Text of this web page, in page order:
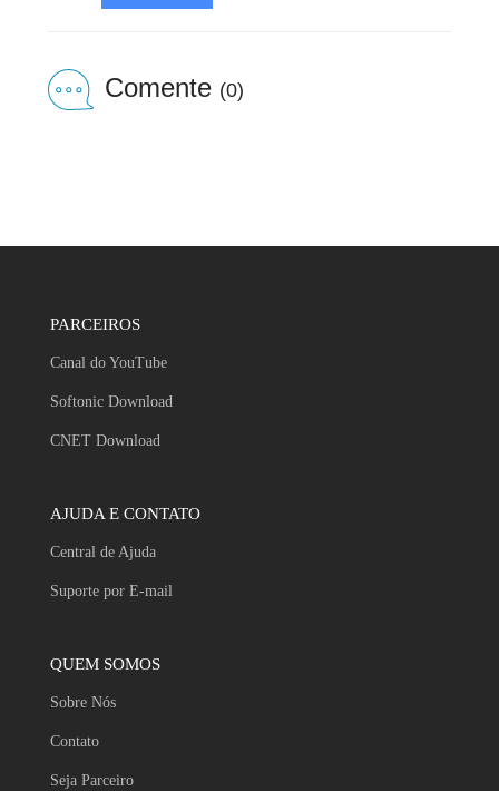
Comente (0)
PARCEIROS
Canal do YouTube
Softonic Download
CNET Download
AJUDA E CONTATO
Central de Ajuda
Suporte por E-mail
QUEM SOMOS
Sobre Nós
Contato
Seja Parceiro